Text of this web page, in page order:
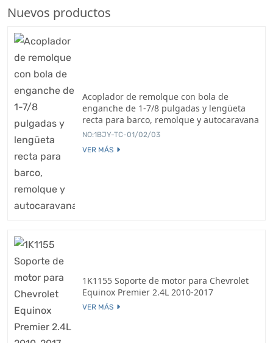
Nuevos productos
Acoplador de remolque con bola de
enganche de 1-7/8 pulgadas y lengüeta
recta para barco, remolque y autocaravana
NO:1BJY-TC-01/02/03
VER MÁS
1K1155 Soporte de motor para Chevrolet
Equinox Premier 2.4L 2010-2017
VER MÁS